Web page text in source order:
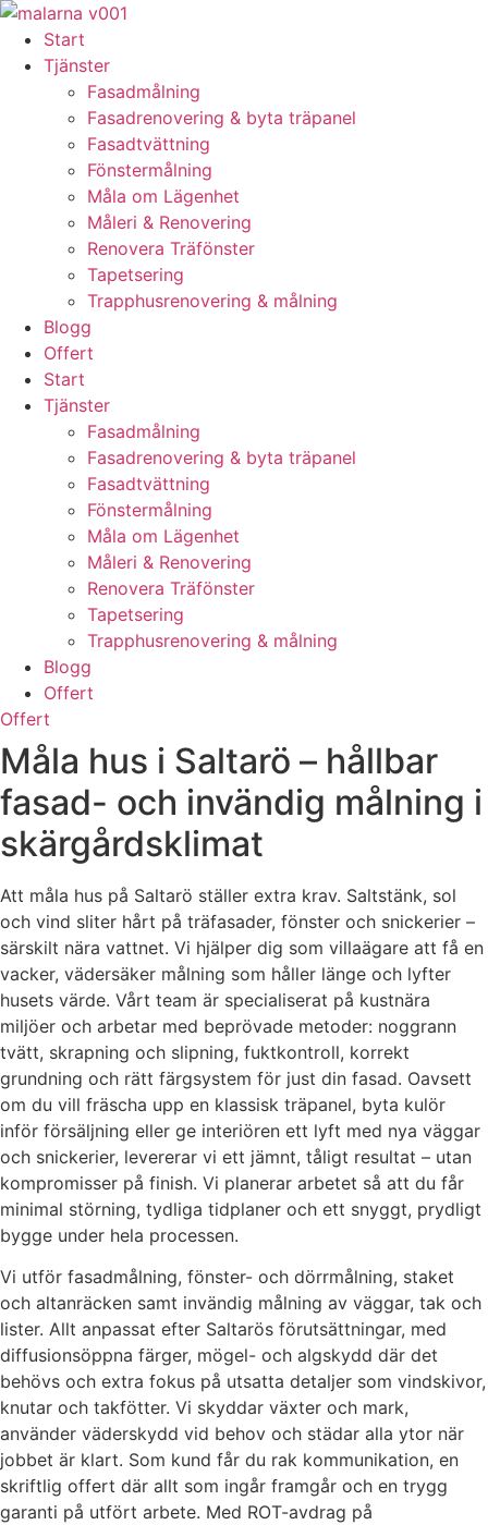
Skip
content
Start
Tjänster
Fasadmålning
Fasadrenovering & byta träpanel
Fasadtvättning
Fönstermålning
Måla om Lägenhet
Måleri & Renovering
Renovera Träfönster
Tapetsering
Trapphusrenovering & målning
Blogg
Offert
Start
Tjänster
Fasadmålning
Fasadrenovering & byta träpanel
Fasadtvättning
Fönstermålning
Måla om Lägenhet
Måleri & Renovering
Renovera Träfönster
Tapetsering
Trapphusrenovering & målning
Blogg
Offert
Offert
Måla hus i Saltarö – hållbar
fasad- och invändig målning i
skärgårdsklimat
Att måla hus på Saltarö ställer extra krav. Saltstänk, sol
och vind sliter hårt på träfasader, fönster och snickerier –
särskilt nära vattnet. Vi hjälper dig som villaägare att få en
vacker, vädersäker målning som håller länge och lyfter
husets värde. Vårt team är specialiserat på kustnära
miljöer och arbetar med beprövade metoder: noggrann
tvätt, skrapning och slipning, fuktkontroll, korrekt
grundning och rätt färgsystem för just din fasad. Oavsett
om du vill fräscha upp en klassisk träpanel, byta kulör
inför försäljning eller ge interiören ett lyft med nya väggar
och snickerier, levererar vi ett jämnt, tåligt resultat – utan
kompromisser på finish. Vi planerar arbetet så att du får
minimal störning, tydliga tidplaner och ett snyggt, prydligt
bygge under hela processen.
Vi utför fasadmålning, fönster- och dörrmålning, staket
och altanräcken samt invändig målning av väggar, tak och
lister. Allt anpassat efter Saltarös förutsättningar, med
diffusionsöppna färger, mögel- och algskydd där det
behövs och extra fokus på utsatta detaljer som vindskivor,
knutar och takfötter. Vi skyddar växter och mark,
använder väderskydd vid behov och städar alla ytor när
jobbet är klart. Som kund får du rak kommunikation, en
skriftlig offert där allt som ingår framgår och en trygg
garanti på utfört arbete. Med ROT-avdrag på